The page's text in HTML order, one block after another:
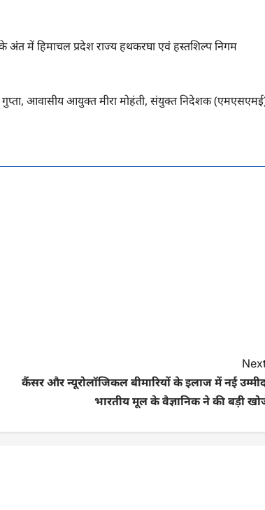
के अंत में हिमाचल प्रदेश राज्य हथकरघा एवं हस्तशिल्प निगम
गुप्ता, आवासीय आयुक्त मीरा मोहंती, संयुक्त निदेशक
कैंसर और न्यूरोलॉजिकल बीमारियों के इलाज में नई
भारतीय मूल के वैज्ञानिक ने की बड़ी